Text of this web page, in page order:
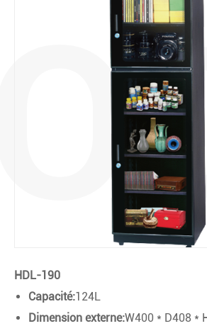
HDL-190
Capacité:124L
Dimension externe:W400 * D408 *